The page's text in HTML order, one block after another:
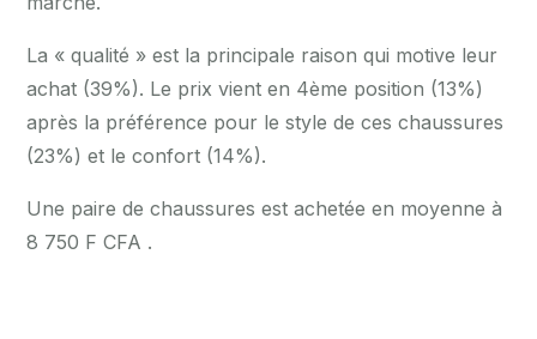
La « qualité » est la principale raison qui motive leur
achat (39%). Le prix vient en 4ème position (13%)
après la préférence pour le style de ces chaussures
(23%) et le confort (14%).
Une paire de chaussures est achetée en moyenne à
8 750 F CFA .